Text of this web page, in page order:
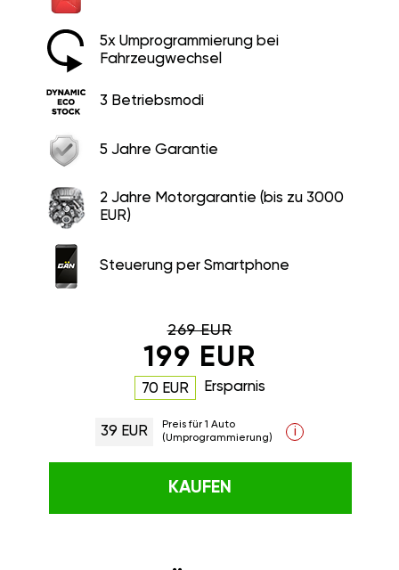
5x Umprogrammierung bei
Fahrzeugwechsel
3 Betriebsmodi
5 Jahre Garantie
2 Jahre Motorgarantie (bis zu 3000
EUR)
Steuerung per Smartphone
269 EUR
199 EUR
70 EUR Ersparnis
39 EUR
Preis für 1 Auto
(Umprogrammierung)
i
KAUFEN